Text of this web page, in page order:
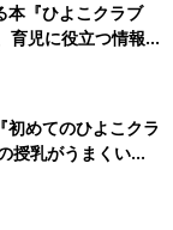
ちゃ。
次の話
本『ひよこクラブ
児に役立つ情報が
初めてのひよこクラ
授乳がうまくい
トラブル 解決テ